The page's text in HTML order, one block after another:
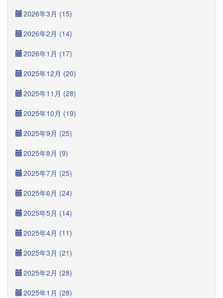
2026年3月 (15)
2026年2月 (14)
2026年1月 (17)
2025年12月 (20)
2025年11月 (28)
2025年10月 (19)
2025年9月 (25)
2025年8月 (9)
2025年7月 (25)
2025年6月 (24)
2025年5月 (14)
2025年4月 (11)
2025年3月 (21)
2025年2月 (28)
2025年1月 (28)